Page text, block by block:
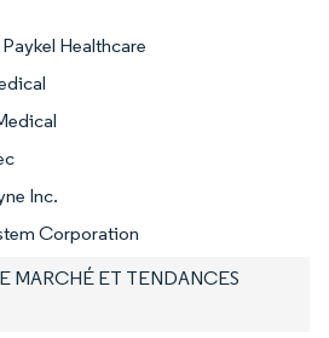
Healthcare
Inc.
Corporation
MARCHÉ ET TENDANCES